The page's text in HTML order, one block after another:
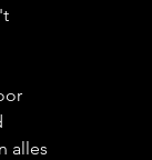
alles